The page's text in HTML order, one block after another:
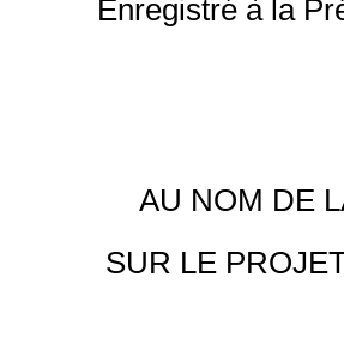
Enregistré à la
AU NOM DE
SUR LE